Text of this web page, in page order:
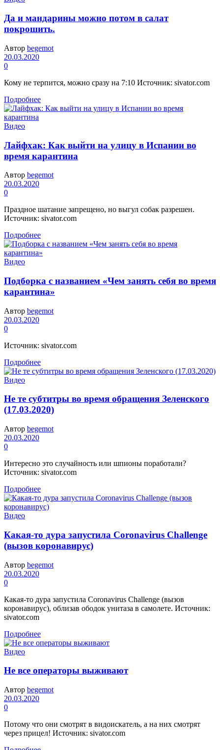
Да и мандарины можно потом в салат
покрошить.
Автор begemot
20.03.2020
0
Кому не терпится, можно сразу на 7:10 Источник: sivator.com
Подробнее
Видео
Лайфхак: Как выйти на улицу в Испании во
время карантина
Автор begemot
20.03.2020
0
Праздное шатание запрещено, но выгул собак разрешен.
Источник: sivator.com
Подробнее
Видео
Подборка с названием «Чем занять себя во время
карантина»
Автор begemot
20.03.2020
0
Источник: sivator.com
Подробнее
Видео
Не те субтитры во время обращения Зеленского
(17.03.2020)
Автор begemot
20.03.2020
0
Интересно это случайность или шпионы поработали?
Источник: sivator.com
Подробнее
Видео
Какая-то дура запустила Coronavirus Challenge
(вызов коронавирус)
Автор begemot
20.03.2020
0
Какая-то дура запустила Coronavirus Challenge (вызов
коронавирус), облизав ободок унитаза в самолете. Источник:
sivator.com
Подробнее
Видео
Не все операторы выживают
Автор begemot
20.03.2020
0
Потому что они смотрят в видоискатель, а на них смотрят
через прицел! Источник: sivator.com